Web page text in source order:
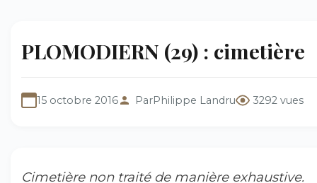
PLOMODIERN (29) : cimetière
15 octobre 2016 ParPhilippe Landru 3292 vues
Cimetière non traité de manière exhaustive.